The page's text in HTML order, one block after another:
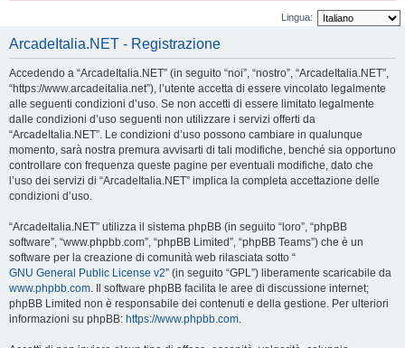
Lingua:
ArcadeItalia.NET - Registrazione
Accedendo a “ArcadeItalia.NET” (in seguito “noi”, “nostro”, “ArcadeItalia.NET”,
“https://www.arcadeitalia.net”), l’utente accetta di essere vincolato legalmente
alle seguenti condizioni d’uso. Se non accetti di essere limitato legalmente
dalle condizioni d’uso seguenti non utilizzare i servizi offerti da
“ArcadeItalia.NET”. Le condizioni d’uso possono cambiare in qualunque
momento, sarà nostra premura avvisarti di tali modifiche, benché sia opportuno
controllare con frequenza queste pagine per eventuali modifiche, dato che
l’uso dei servizi di “ArcadeItalia.NET” implica la completa accettazione delle
condizioni d’uso.
“ArcadeItalia.NET” utilizza il sistema phpBB (in seguito “loro”, “phpBB
software”, “www.phpbb.com”, “phpBB Limited”, “phpBB Teams”) che è un
software per la creazione di comunità web rilasciata sotto “
GNU General Public License v2” (in seguito “GPL”) liberamente scaricabile da
www.phpbb.com. Il software phpBB facilita le aree di discussione internet;
phpBB Limited non è responsabile dei contenuti e della gestione. Per ulteriori
informazioni su phpBB: https://www.phpbb.com.